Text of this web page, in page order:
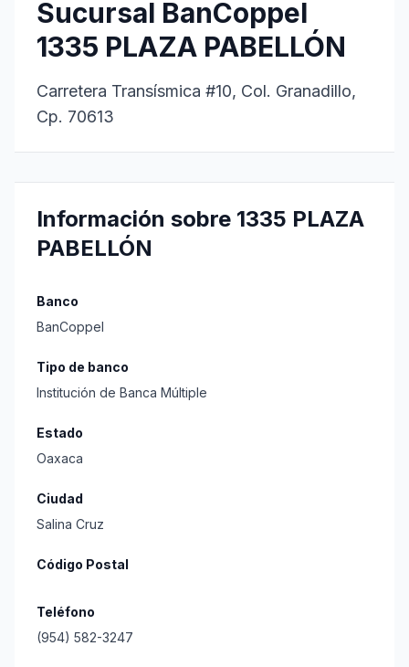
Sucursal BanCoppel
1335 PLAZA PABELLÓN
Carretera Transísmica #10, Col. Granadillo,
Cp. 70613
Información sobre 1335 PLAZA
PABELLÓN
Banco
BanCoppel
Tipo de banco
Institución de Banca Múltiple
Estado
Oaxaca
Ciudad
Salina Cruz
Código Postal
Teléfono
(954) 582-3247